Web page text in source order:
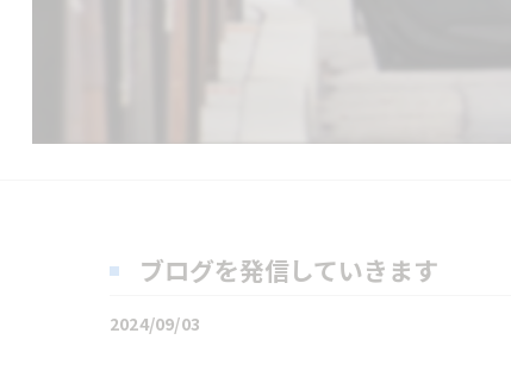
ブログを発信していきます
2024/09/03